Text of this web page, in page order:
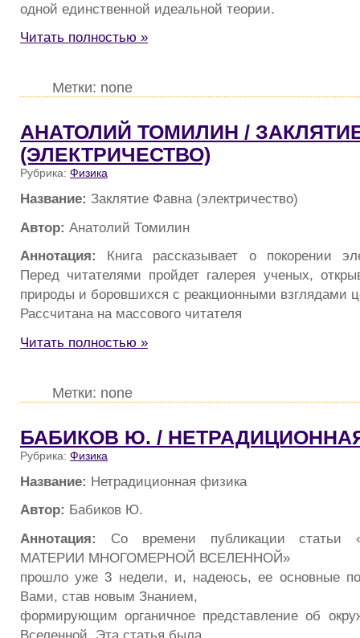
одной единственной идеальной теории.
Читать полностью »
Метки: none
АНАТОЛИЙ ТОМИЛИН /
(ЭЛЕКТРИЧЕСТВО)
Рубрика: Физика
Название: Заклятие Фавна (электричество)
Автор: Анатолий Томилин
Аннотация: Книга рассказывает о покорении
Перед читателями пройдет галерея ученых,
природы и боровшихся с реакционными взглядами
Рассчитана на массового читателя
Читать полностью »
Метки: none
БАБИКОВ Ю. /
Рубрика: Физика
Название: Нетрадиционная физика
Автор: Бабиков Ю.
Аннотация: Со времени публикации
МАТЕРИИ МНОГОМЕРНОЙ ВСЕЛЕННОЙ»
прошло уже 3 недели, и, надеюсь, ее основные
Вами, став новым Знанием,
формирующим органичное представление об